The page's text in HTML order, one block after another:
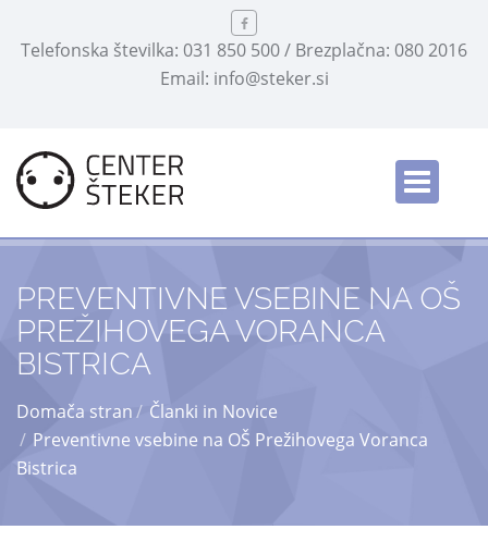
Telefonska številka: 031 850 500 / Brezplačna: 080 2016
Email: info@steker.si
PREVENTIVNE VSEBINE NA OŠ
PREŽIHOVEGA VORANCA
BISTRICA
Domača stran
Članki in Novice
Preventivne vsebine na OŠ Prežihovega Voranca
Bistrica